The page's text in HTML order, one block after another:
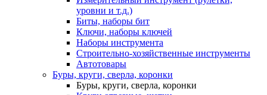
уровни и т.д.)
Биты, наборы бит
Ключи, наборы ключей
Наборы инструмента
Строительно-хозяйственные инструменты
Автотовары
Буры, круги, сверла, коронки
Буры, круги, сверла, коронки